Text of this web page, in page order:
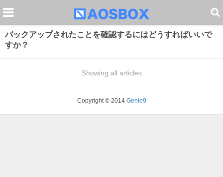
バックアップされたことを確認するにはどうすればいいで
すか？
Showing all articles
Copyright © 2014Genie9